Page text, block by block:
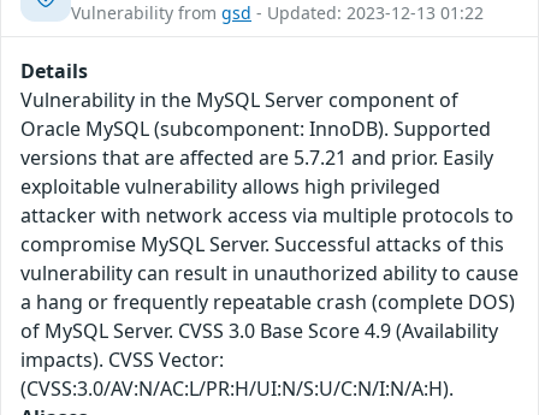
Vulnerability from gsd - Updated: 2023-12-13 01:22
Details
Vulnerability in the MySQL Server component of
Oracle MySQL (subcomponent: InnoDB). Supported
versions that are affected are 5.7.21 and prior. Easily
exploitable vulnerability allows high privileged
attacker with network access via multiple protocols to
compromise MySQL Server. Successful attacks of this
vulnerability can result in unauthorized ability to cause
a hang or frequently repeatable crash (complete DOS)
of MySQL Server. CVSS 3.0 Base Score 4.9 (Availability
impacts). CVSS Vector:
(CVSS:3.0/AV:N/AC:L/PR:H/UI:N/S:U/C:N/I:N/A:H).